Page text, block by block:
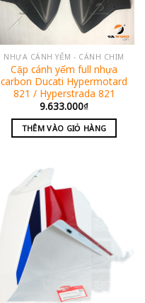
NHỰA CÁNH YẾM - CÁNH CHIM
Cặp cánh yếm full nhựa
carbon Ducati Hypermotard
821 / Hyperstrada 821
9.633.000₫
THÊM VÀO GIỎ HÀNG